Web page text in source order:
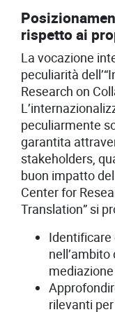
rispetto ai
La vocazione
peculiarità
Research on
peculiarmente
garantita
stakeholders,
buon impatto
Center for
Translation” si
Identificare
rilevanti